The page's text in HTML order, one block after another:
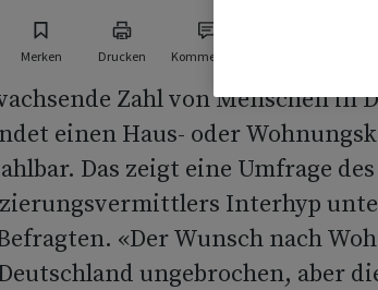
Merken Drucken Kommentare
Zahl von Menschen in
einen Haus- oder
Das zeigt eine Umfrage des
Interhyp
«Der Wunsch nach
ungebrochen, aber